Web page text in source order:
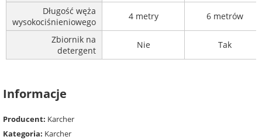
Długość węża
wysokociśnieniowego
4 metry 6 metrów
Zbiornik na
detergent
Nie Tak
Informacje
Producent: Karcher
Kategoria: Karcher